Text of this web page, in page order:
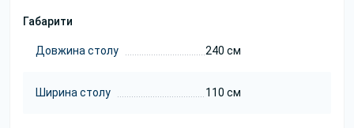
Габарити
Довжина столу 240 см
Ширина столу 110 см